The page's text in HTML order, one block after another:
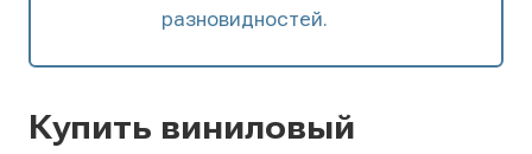
разновидностей.
Купить виниловый